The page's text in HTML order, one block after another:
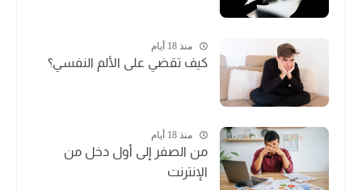
منذ 18 أيام
كيف تقضي على الألم النفسي؟
منذ 18 أيام
من الصفر إلى أول دخل من
الإنترنت